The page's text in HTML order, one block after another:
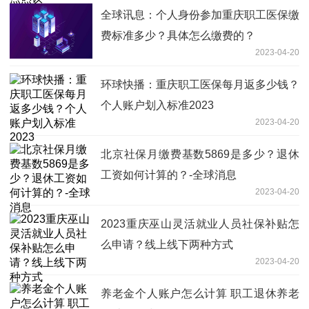
全球讯息：个人身份参加重庆职工医保缴
费标准多少？具体怎么缴费的？
2023-04-20
环球快播：重庆职工医保每月返多少钱？
个人账户划入标准2023
2023-04-20
北京社保月缴费基数5869是多少？退休
工资如何计算的？-全球消息
2023-04-20
2023重庆巫山灵活就业人员社保补贴怎
么申请？线上线下两种方式
2023-04-20
养老金个人账户怎么计算 职工退休养老